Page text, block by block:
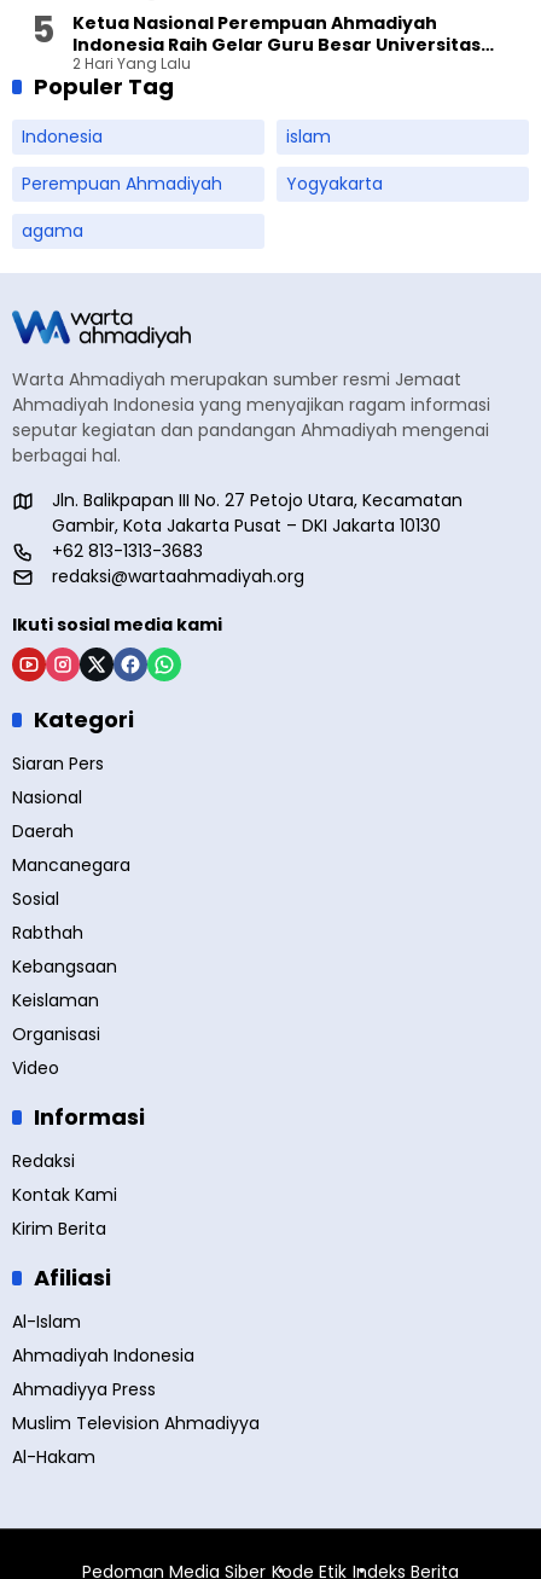
Ketua Nasional Perempuan Ahmadiyah
Indonesia Raih Gelar Guru Besar Universitas
Terbuka
2 Hari Yang Lalu
Populer Tag
Indonesia
islam
Perempuan Ahmadiyah
Yogyakarta
agama
Warta Ahmadiyah merupakan sumber resmi Jemaat
Ahmadiyah Indonesia yang menyajikan ragam informasi
seputar kegiatan dan pandangan Ahmadiyah mengenai
berbagai hal.
Jln. Balikpapan III No. 27 Petojo Utara, Kecamatan
Gambir, Kota Jakarta Pusat – DKI Jakarta 10130
+62 813-1313-3683
redaksi@wartaahmadiyah.org
Ikuti sosial media kami
Kategori
Siaran Pers
Nasional
Daerah
Mancanegara
Sosial
Rabthah
Kebangsaan
Keislaman
Organisasi
Video
Informasi
Redaksi
Kontak Kami
Kirim Berita
Afiliasi
Al-Islam
Ahmadiyah Indonesia
Ahmadiyya Press
Muslim Television Ahmadiyya
Al-Hakam
Pedoman Media Siber Kode Etik Indeks Berita